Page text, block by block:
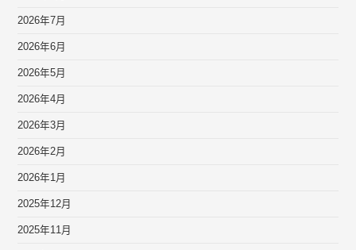
2026年7月
2026年6月
2026年5月
2026年4月
2026年3月
2026年2月
2026年1月
2025年12月
2025年11月